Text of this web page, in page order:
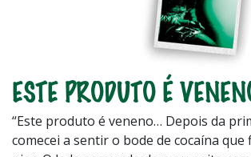
ESTE PRODUTO É
“Este produto é veneno… Depois da
comecei a sentir o bode de cocaína que